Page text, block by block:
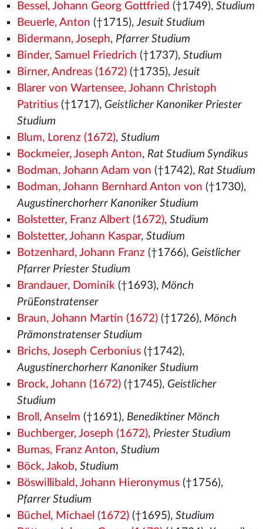
Bessel, Johann Georg Gottfried (†1749), Studium
Beuerle, Anton (†1715),Jesuit Studium
Bidermann, Joseph, Pfarrer Studium
Binder, Samuel Friedrich (†1737), Studium
Birner, Andreas (1672)(†1735),Jesuit
Blarer von Wartensee, Johann Christoph
Patritius(†1717), Geistlicher Kanoniker Priester
Studium
Blum, Lorenz (1672), Studium
Bockmeier, Joseph Anton, Rat Studium Syndikus
Bodman, Johann Adam von (†1742), Rat Studium
Bodman, Johann Bernhard Anton von (†1730),
Augustinerchorherr Kanoniker Studium
Bolstetter, Franz Albert (1672), Studium
Bolstetter, Johann Kaspar, Studium
Botzenhard, Johann Franz (†1766), Geistlicher
Pfarrer Priester Studium
Brandauer, Dominik(†1693), Mönch
PrüEonstratenser
Braun, Johann Martin (1672)(†1726), Mönch
Prämonstratenser Studium
Brichs, Joseph Cerbonius(†1742),
Augustinerchorherr Kanoniker Studium
Brock, Johann (1672)(†1745), Geistlicher
Studium
Broll, Anselm (†1691), Benediktiner Mönch
Buchberger, Joseph (1672), Priester Studium
Bumas, Franz Anton, Studium
Böck, Jakob, Studium
Böswillibald, Johann Hieronymus(†1756),
Pfarrer Studium
Büchel, Michael (1672)(†1695), Studium